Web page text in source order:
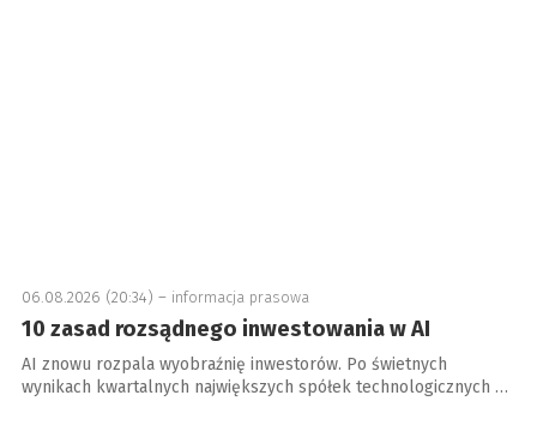
06.08.2026 (20:34) – informacja prasowa
10 zasad rozsądnego inwestowania w AI
AI znowu rozpala wyobraźnię inwestorów. Po świetnych
wynikach kwartalnych największych spółek technologicznych …